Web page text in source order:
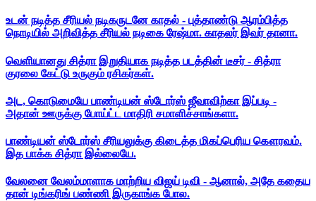
உடன் நடித்த சீரியல் நடிகருடனே காதல் - புத்தாண்டு ஆரம்பித்த
நொடியில் அறிவித்த சீரியல் நடிகை ரேஷ்மா. காதலர் இவர் தானா.
வெளியானது சித்ரா இறுதியாக நடித்த படத்தின் டீசர் - சித்ரா
குரலை கேட்டு உருகும் ரசிகர்கள்.
அட, கொடுமையே பாண்டியன் ஸ்டோர்ஸ் ஜீவாவிற்கா இப்படி -
அதான் ஊருக்கு போய்ட்ட மாதிரி சமாளிச்சாங்களா.
பாண்டியன் ஸ்டோர்ஸ் சீரியலுக்கு கிடைத்த மிகப்பெரிய கௌரவம்.
இத பாக்க சித்ரா இல்லையே.
வேலனை வேலம்மாளாக மாற்றிய விஜய் டிவி - ஆனால், அதே கதைய
தான் டிங்கரிங் பண்ணி இருகாங்க போல.